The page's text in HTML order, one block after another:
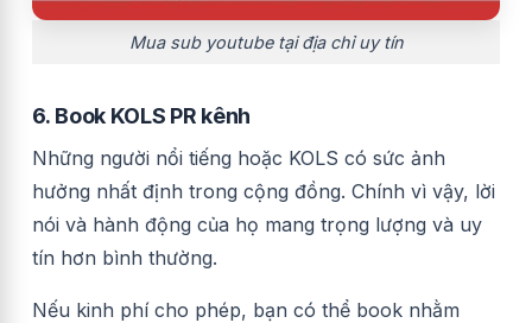
Mua sub youtube tại địa chỉ uy tín
6. Book KOLS PR kênh
Những người nổi tiếng hoặc KOLS có sức ảnh
hưởng nhất định trong cộng đồng. Chính vì vậy, lời
nói và hành động của họ mang trọng lượng và uy
tín hơn bình thường.
Nếu kinh phí cho phép, bạn có thể book nhằm